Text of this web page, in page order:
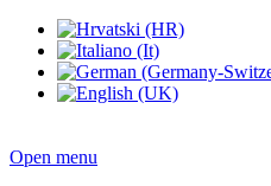
Open menu